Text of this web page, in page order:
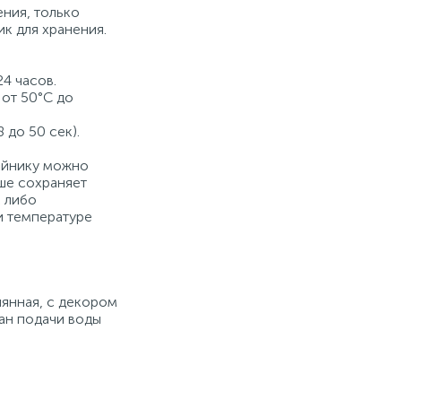
только
для хранения.
часов.
50°С до
до 50 сек).
можно
сохраняет
либо
температуре
с декором
подачи воды